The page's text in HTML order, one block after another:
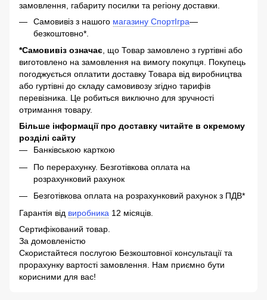
замовлення, габариту посилки та регіону доставки.
Самовивіз з нашого магазину СпортІгра—
безкоштовно*.
*Самовивіз означає, що Товар замовлено з гуртівні або
виготовлено на замовлення на вимогу покупця. Покупець
погоджується оплатити доставку Товара від виробництва
або гуртівні до складу самовивозу згідно тарифів
перевізника. Це робиться виключно для зручності
отримання товару.
Більше інформації про доставку читайте в окремому
розділі сайту
Банківською карткою
По перерахунку. Безготівкова оплата на
розрахунковий рахунок
Безготівкова оплата на розрахунковий рахунок з ПДВ*
Гарантія від виробника 12 місяців.
Сертифікований товар.
За домовленістю
Скористайтеся послугою Безкоштовної консультації та
прорахунку вартості замовлення. Нам приємно бути
корисними для вас!